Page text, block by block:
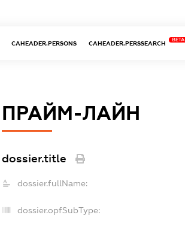
CAHEADER.PERSONS CAHEADER.PERSSEARCH
BETA
ПРАЙМ-ЛАЙН
dossier.title
dossier.fullName:
dossier.opfSubType: